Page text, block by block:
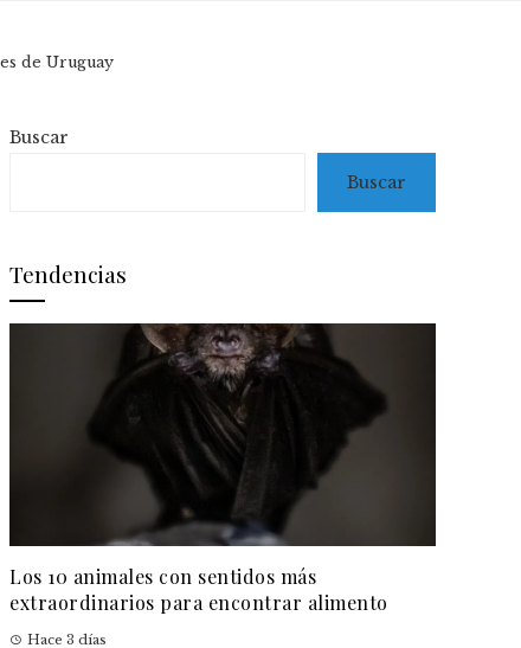
de Uruguay
Buscar
Buscar
Tendencias
Los 10 animales con sentidos más
extraordinarios para encontrar alimento
Hace 3 días